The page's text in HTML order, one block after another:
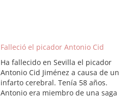
Falleció el picador Antonio Cid
Ha fallecido en Sevilla el picador
Antonio Cid Jiménez a causa de un
infarto cerebral. Tenía 58 años.
Antonio era miembro de una saga